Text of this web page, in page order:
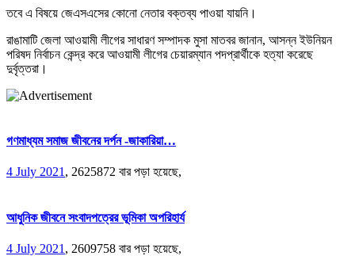
তবে এ বিষয়ে জেএসএসের কোনো নেতার বক্তব্য পাওয়া যায়নি।
রাঙামাটি জেলা আওয়ামী লীগের সাধারণ সম্পাদক মুসা মাতবর জানান, আসন্ন ইউনিয়ন
পরিষদ নির্বাচন কেন্দ্র করে আওয়ামী লীগের চেয়ারম্যান পদপ্রার্থীকে হত্যা করেছে
দুর্বৃত্তরা।
গণমাধ্যম সমাজ জীবনের দর্পন -জাকারিয়া…
4 July 2021 , 2625872 বার পড়া হয়েছে,
আধুনিক জীবনে সংবাদপত্রের ভূমিকা অপরিহার্য
4 July 2021 , 2609758 বার পড়া হয়েছে,